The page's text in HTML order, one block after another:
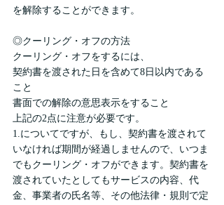
を解除することができます。
◎クーリング・オフの方法
クーリング・オフをするには、
契約書を渡された日を含めて8日以内である
こと
書面での解除の意思表示をすること
上記の2点に注意が必要です。
1.についてですが、もし、契約書を渡されて
いなければ期間が経過しませんので、いつま
でもクーリング・オフができます。契約書を
渡されていたとしてもサービスの内容、代
金、事業者の氏名等、その他法律・規則で定